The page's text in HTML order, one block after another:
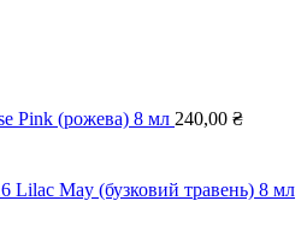
Pink (рожева) 8 мл 240,00 ₴